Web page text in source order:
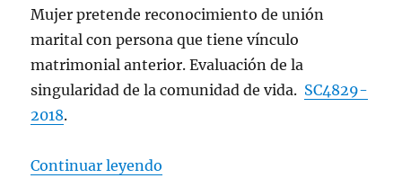
Mujer pretende reconocimiento de unión
marital con persona que tiene vínculo
matrimonial anterior. Evaluación de la
singularidad de la comunidad de vida. SC4829-
2018.
Continuar leyendo